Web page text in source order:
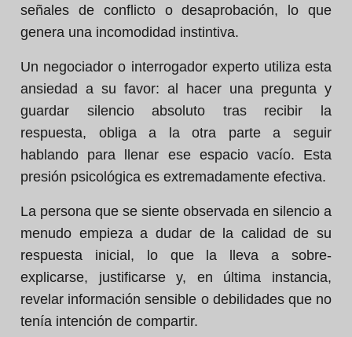
señales de conflicto o desaprobación, lo que
genera una incomodidad instintiva.
Un negociador o interrogador experto utiliza esta
ansiedad a su favor: al hacer una pregunta y
guardar silencio absoluto tras recibir la
respuesta, obliga a la otra parte a seguir
hablando para llenar ese espacio vacío. Esta
presión psicológica es extremadamente efectiva.
La persona que se siente observada en silencio a
menudo empieza a dudar de la calidad de su
respuesta inicial, lo que la lleva a sobre-
explicarse, justificarse y, en última instancia,
revelar información sensible o debilidades que no
tenía intención de compartir.